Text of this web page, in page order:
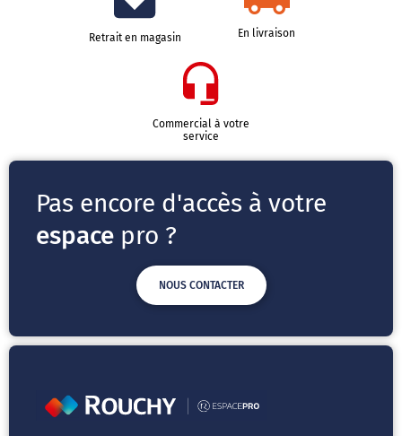
Retrait en magasin En livraison
Commercial à votre
service
Pas encore d'accès à votre
espace pro ?
NOUS CONTACTER